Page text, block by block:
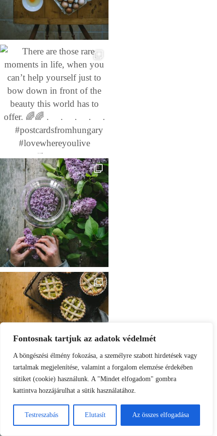
Fontosnak tartjuk az adatok védelmét
A böngészési élmény fokozása, a személyre szabott hirdetések vagy
tartalmak megjelenítése, valamint a forgalom elemzése érdekében
sütiket (cookie) használunk. A "Mindet elfogadom" gombra
kattintva hozzájárulhat a sütik használatához.
Testreszabás Elutasít Az összes elfogadása